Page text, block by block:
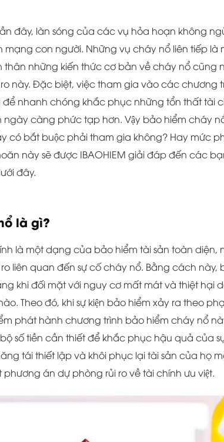
đây, làn sóng của các vụ hỏa hoạn không
mạng con người. Những vụ cháy nổ liên tiếp
những kiến thức cơ bản về cháy nổ cũng
này. Đặc biệt, việc tham gia vào các chương
nhanh chóng khắc phục những tổn thất tài
ngày càng phức tạp hơn. Vậy bảo hiểm cháy
có bắt buộc phải tham gia không? Hay mức
này sẽ được IBAOHIEM giải đáp đến các
đây.
là gì?
là một dạng của bảo hiểm tài sản toàn
liên quan đến sự cố cháy nổ. Bằng cách
khi đối mặt với nguy cơ mất mát và thiệt hại
Theo đó, khi sự kiện bảo hiểm xảy ra theo
phát hành chương trình bảo hiểm cháy nổ
số tiền cần thiết để khắc phục hậu quả của
tái thiết lập và khôi phục lại tài sản của họ
phương án dự phòng rủi ro về tài chính ưu việt.